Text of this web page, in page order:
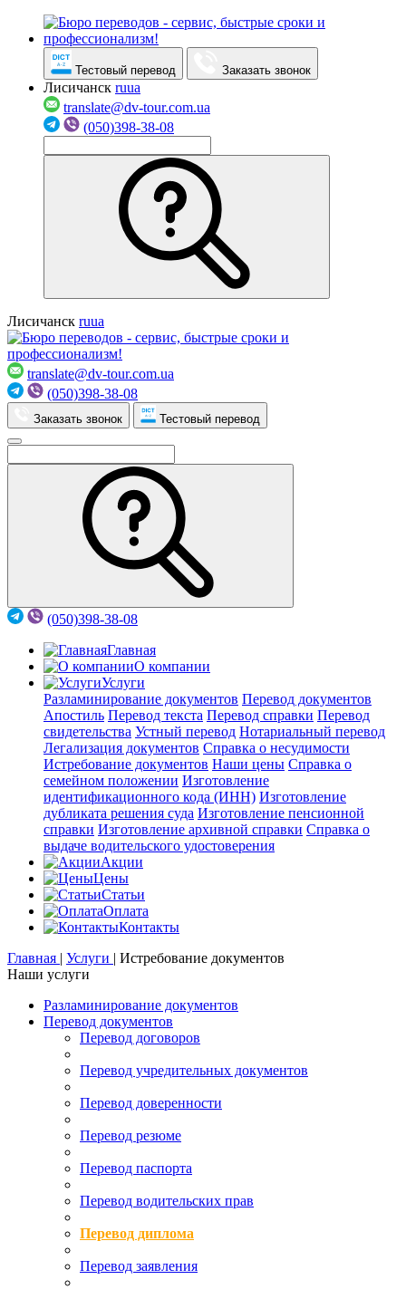
Тестовый перевод Заказать звонок
Лисичанск ruua
translate@dv-tour.com.ua
(050)398-38-08
Лисичанск ruua
translate@dv-tour.com.ua
(050)398-38-08
Заказать звонок Тестовый перевод
(050)398-38-08
Главная
О компании
Услуги
Разламинирование документов Перевод документов
Апостиль Перевод текста Перевод справки Перевод
свидетельства Устный перевод Нотариальный перевод
Легализация документов Справка о несудимости
Истребование документов Наши цены Справка о
семейном положении Изготовление
идентификационного кода (ИНН) Изготовление
дубликата решения суда Изготовление пенсионной
справки Изготовление архивной справки Справка о
выдаче водительского удостоверения
Акции
Цены
Статьи
Оплата
Контакты
Главная | Услуги | Истребование документов
Наши услуги
Разламинирование документов
Перевод документов
Перевод договоров
Перевод учредительных документов
Перевод доверенности
Перевод резюме
Перевод паспорта
Перевод водительских прав
Перевод диплома
Перевод заявления